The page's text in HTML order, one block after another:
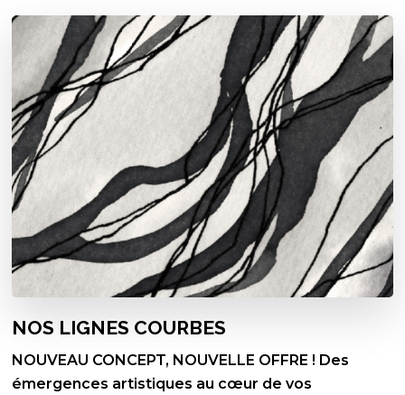
NOS LIGNES COURBES
NOUVEAU CONCEPT, NOUVELLE OFFRE ! Des
émergences artistiques au cœur de vos